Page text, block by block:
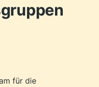
für die